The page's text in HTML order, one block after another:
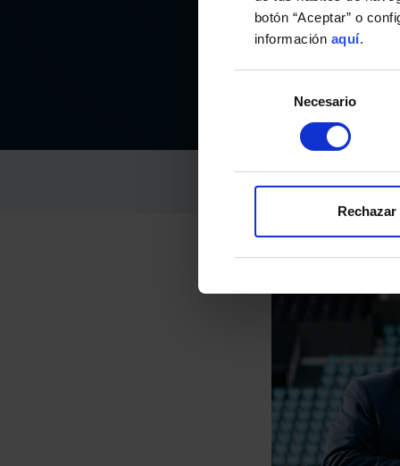
botón “Aceptar” o
información aquí.
consentimiento
Necesario
Rechazar
RC CELTA
28-agosto-2021